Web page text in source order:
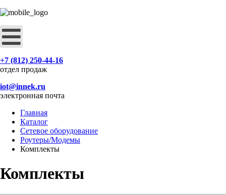
+7 (812) 250-44-16
отдел продаж
iot@innek.ru
электронная почта
Главная
Каталог
Сетевое оборудование
Роутеры/Модемы
Комплекты
Комплекты